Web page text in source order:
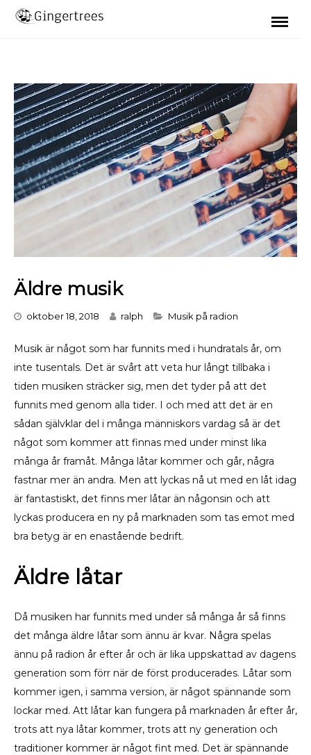
Skip
Äldre musik
oktober 18, 2018 ralph Categories
Musik på radion
Musik är något som har funnits med i hundratals år, om
inte tusentals. Det är svårt att veta hur långt tillbaka i
tiden musiken sträcker sig, men det tyder på att det
funnits med genom alla tider. I och med att det är en
sådan självklar del i många människors vardag så är det
något som kommer att finnas med under minst lika
många år framåt. Många låtar kommer och går, några
fastnar mer än andra. Men att lyckas nå ut med en låt idag
är fantastiskt, det finns mer låtar än någonsin och att
lyckas producera en ny på marknaden som tas emot med
bra betyg är en enastående bedrift.
Äldre låtar
Då musiken har funnits med under så många år så finns
det många äldre låtar som ännu är kvar. Några spelas
ännu på radion år efter år och är lika uppskattad av dagens
generation som förr när de först producerades. Låtar som
kommer igen, i samma version, är något spännande som
lockar med. Att låtar kan fungera på marknaden år efter år,
trots att nya låtar kommer, trots att ny generation och
traditioner kommer är något fint med. Det är spännande